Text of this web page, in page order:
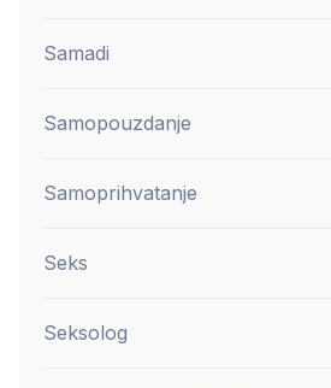
Samadi
Samopouzdanje
Samoprihvatanje
Seks
Seksolog